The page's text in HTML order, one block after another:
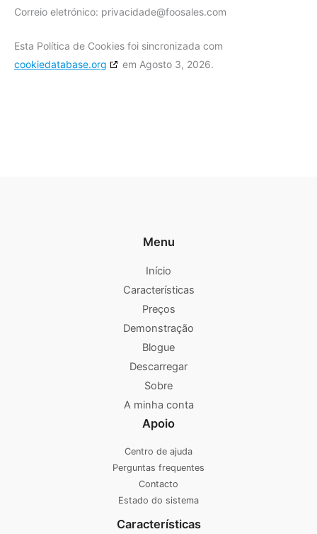
Correio eletrónico: privacidade@foosales.com
Esta Política de Cookies foi sincronizada com
cookiedatabase.org
em Agosto 3, 2026.
Menu
Início
Características
Preços
Demonstração
Blogue
Descarregar
Sobre
A minha conta
Apoio
Centro de ajuda
Perguntas frequentes
Contacto
Estado do sistema
Características